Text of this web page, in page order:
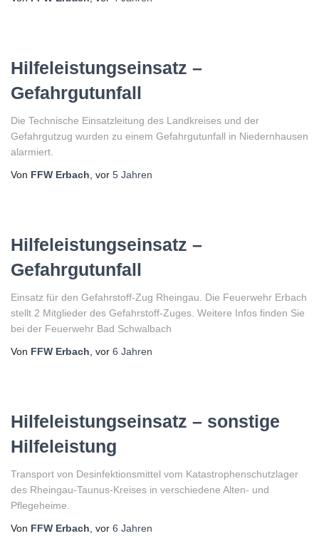
Hilfeleistungseinsatz –
Gefahrgutunfall
Die Technische Einsatzleitung des Landkreises und der
Gefahrgutzug wurden zu einem Gefahrgutunfall in Niedernhausen
alarmiert.
Von FFW Erbach , vor 5 Jahren
Hilfeleistungseinsatz –
Gefahrgutunfall
Einsatz für den Gefahrstoff-Zug Rheingau. Die Feuerwehr Erbach
stellt 2 Mitglieder des Gefahrstoff-Zuges. Weitere Infos finden Sie
bei der Feuerwehr Bad Schwalbach
Von FFW Erbach , vor 6 Jahren
Hilfeleistungseinsatz – sonstige
Hilfeleistung
Transport von Desinfektionsmittel vom Katastrophenschutzlager
des Rheingau-Taunus-Kreises in verschiedene Alten- und
Pflegeheime.
Von FFW Erbach , vor 6 Jahren